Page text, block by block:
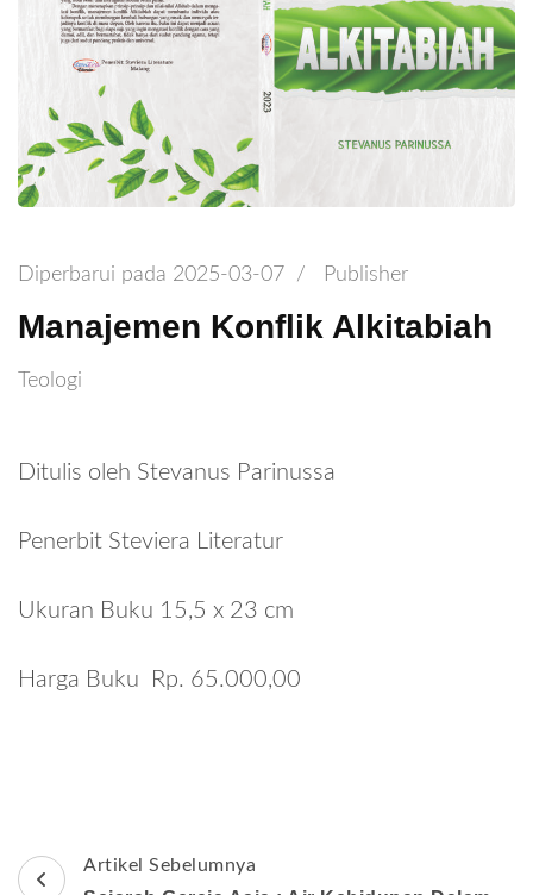
Diperbarui pada 2025-03-07 / Publisher
Manajemen Konflik Alkitabiah
Teologi
Ditulis oleh Stevanus Parinussa
Penerbit Steviera Literatur
Ukuran Buku 15,5 x 23 cm
Harga Buku Rp. 65.000,00
NavigasiArtikel Sebelumnya